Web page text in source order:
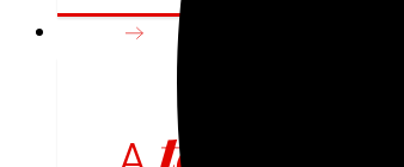
Innovación
tecnoloxía